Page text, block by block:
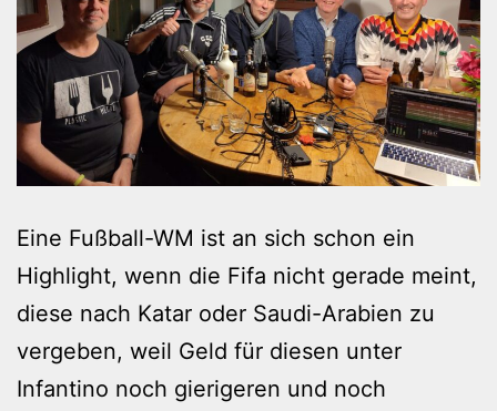
Eine Fußball-WM ist an sich schon ein
Highlight, wenn die Fifa nicht gerade meint,
diese nach Katar oder Saudi-Arabien zu
vergeben, weil Geld für diesen unter
Infantino noch gierigeren und noch